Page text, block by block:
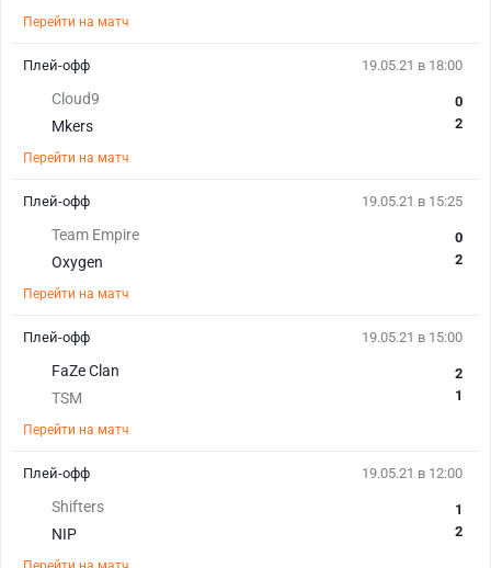
Перейти на матч
19.05.21 в 18:00
Cloud9
Mkers
0
2
Перейти на матч
Плей-офф
19.05.21 в 15:25
Team Empire
Oxygen
0
2
Перейти на матч
Плей-офф
19.05.21 в 15:00
FaZe Clan
TSM
2
1
Перейти на матч
Плей-офф
19.05.21 в 12:00
Shifters
NIP
1
2
Плей-офф